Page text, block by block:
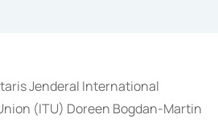
Jenderal International
(ITU) Doreen Bogdan-Martin